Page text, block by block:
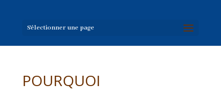
Sélectionner une page
POURQUOI